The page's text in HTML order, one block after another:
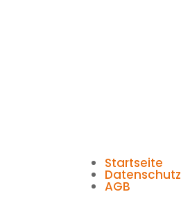
Startseite
Datenschutz
AGB